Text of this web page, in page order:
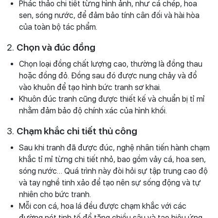
Phác thảo chi tiết từng hình ảnh, như cá chép, hoa
sen, sóng nước, để đảm bảo tính cân đối và hài hòa
của toàn bộ tác phẩm.
2. Chọn và đúc đồng
Chọn loại đồng chất lượng cao, thường là đồng thau
hoặc đồng đỏ. Đồng sau đó được nung chảy và đổ
vào khuôn để tạo hình bức tranh sơ khai.
Khuôn đúc tranh cũng được thiết kế và chuẩn bị tỉ mỉ
nhằm đảm bảo độ chính xác của hình khối.
3. Chạm khắc chi tiết thủ công
Sau khi tranh đã được đúc, nghệ nhân tiến hành chạm
khắc tỉ mỉ từng chi tiết nhỏ, bao gồm vảy cá, hoa sen,
sóng nước… Quá trình này đòi hỏi sự tập trung cao độ
và tay nghề tinh xảo để tạo nên sự sống động và tự
nhiên cho bức tranh.
Mỗi con cá, hoa lá đều được chạm khắc với các